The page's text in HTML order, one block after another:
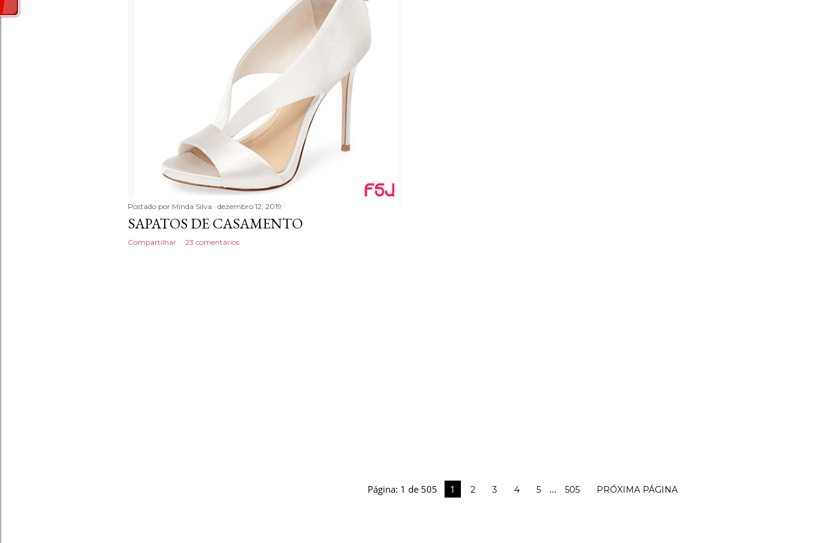
Postado por Minda Silva dezembro 12, 2019
SAPATOS DE CASAMENTO
Compartilhar 23 comentários
Página: 1 de 505 1 2 3 4 5 ... 505 PRÓXIMA PÁGINA